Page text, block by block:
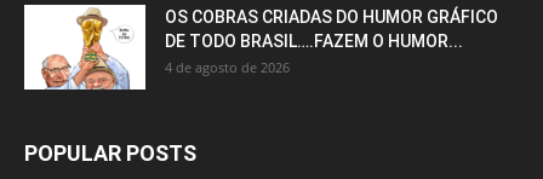
OS COBRAS CRIADAS DO HUMOR GRÁFICO
DE TODO BRASIL….FAZEM O HUMOR...
4 de agosto de 2026
POPULAR POSTS